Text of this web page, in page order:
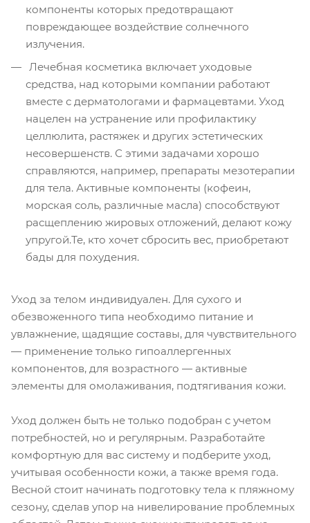
компоненты которых предотвращают
повреждающее воздействие солнечного
излучения.
Лечебная косметика включает уходовые
средства, над которыми компании работают
вместе с дерматологами и фармацевтами. Уход
нацелен на устранение или профилактику
целлюлита, растяжек и других эстетических
несовершенств. С этими задачами хорошо
справляются, например, препараты мезотерапии
для тела. Активные компоненты (кофеин,
морская соль, различные масла) способствуют
расщеплению жировых отложений, делают кожу
упругой.Те, кто хочет сбросить вес, приобретают
бады для похудения.
Уход за телом индивидуален. Для сухого и
обезвоженного типа необходимо питание и
увлажнение, щадящие составы, для чувствительного
— применение только гипоаллергенных
компонентов, для возрастного — активные
элементы для омолаживания, подтягивания кожи.
Уход должен быть не только подобран с учетом
потребностей, но и регулярным. Разработайте
комфортную для вас систему и подберите уход,
учитывая особенности кожи, а также время года.
Весной стоит начинать подготовку тела к пляжному
сезону, сделав упор на нивелирование проблемных